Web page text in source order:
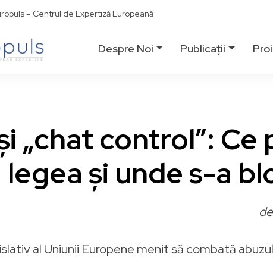
– Centrul de Expertiză Europeană
Despre Noi Publicații
„chat control”:
legea și unde s-a
al Uniunii Europene menit să combată